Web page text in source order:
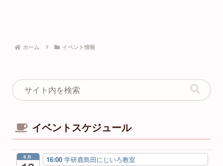
ホーム イベント情報
イベントスケジュール
8月 16:00 学研鹿島田にじいろ教室